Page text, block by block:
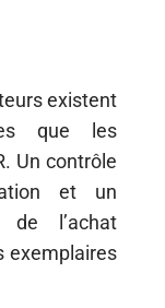
existent
que les
Un contrôle
et un
de l’achat
exemplaires